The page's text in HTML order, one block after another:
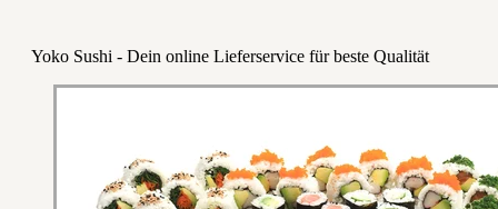
Yoko Sushi - Dein online Lieferservice für beste Qualität